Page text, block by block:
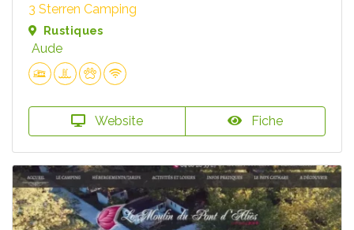
3 Sterren Camping
Rustiques
Aude
Website Fiche